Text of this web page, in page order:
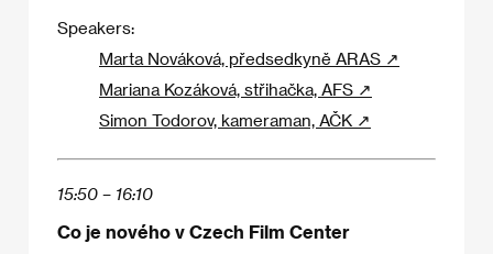
Speakers:
Marta Nováková, předsedkyně ARAS ↗
Mariana Kozáková, střihačka, AFS ↗
Simon Todorov, kameraman, AČK ↗
15:50 – 16:10
Co je nového v Czech Film Center